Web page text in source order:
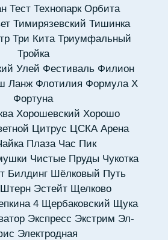
Тест Технопарк Орбита
Тимирязевский Тишинка
Три Кита Триумфальный
Тройка
Улей Фестиваль Филион
Ланж Флотилия Формула X
Фортуна
Хорошевский Хорошо
Цитрус ЦСКА Арена
Плаза Час Пик
Чистые Пруды Чукотка
Билдинг Шёлковый Путь
Штерн Эстейт Щелково
4 Щербаковский Щука
Экспресс Экстрим Эл-
Электродная